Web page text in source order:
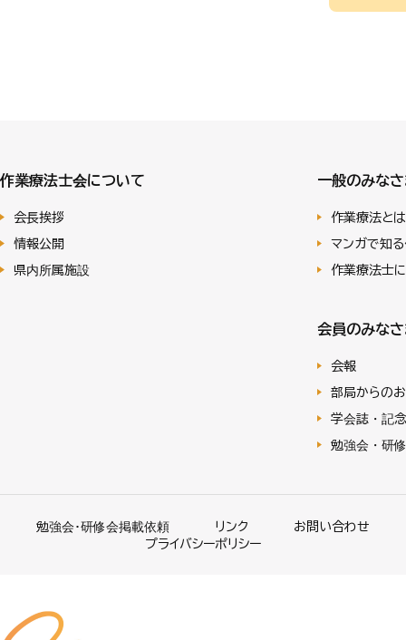
作業療法士会について
会長挨拶
情報公開
県内所属施設
一般のみな
作業療法とは
マンガで知
作業療法士
会員のみな
会報
部局からのお
学会誌・記
勉強会・研
勉強会･研修会掲載依頼 リンク
お問い合わせ
プライバシーポリシー